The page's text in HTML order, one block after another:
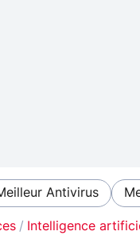
Antivirus
Intelligence